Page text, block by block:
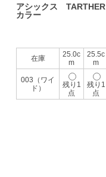
アシックス TARTHER
カラー
在庫
25.0c
m
25.5c
m
003（ワイ
ド）
残り1
点
残り1
点